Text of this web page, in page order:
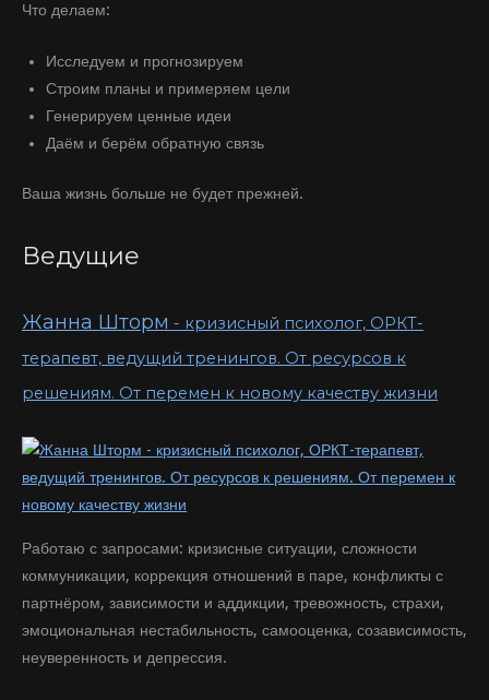
Что делаем:
Исследуем и прогнозируем
Строим планы и примеряем цели
Генерируем ценные идеи
Даём и берём обратную связь
Ваша жизнь больше не будет прежней.
Ведущие
Жанна Шторм - кризисный психолог, ОРКТ-
терапевт, ведущий тренингов. От ресурсов к
решениям. От перемен к новому качеству жизни
Работаю с запросами: кризисные ситуации, сложности
коммуникации, коррекция отношений в паре, конфликты с
партнёром, ‌зависимости и аддикции, тревожность, страхи,
‌эмоциональная нестабильность, ‌самооценка, ‌созависимость,
неуверенность и депрессия.